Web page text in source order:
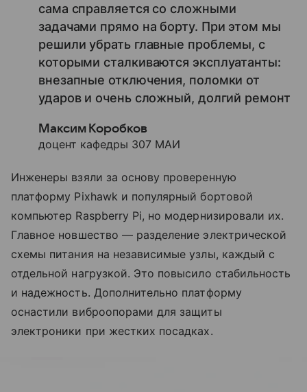
сама справляется со сложными
задачами прямо на борту. При этом мы
решили убрать главные проблемы, с
которыми сталкиваются эксплуатанты:
внезапные отключения, поломки от
ударов и очень сложный, долгий ремонт
Максим Коробков
доцент кафедры 307 МАИ
Инженеры взяли за основу проверенную
платформу Pixhawk и популярный бортовой
компьютер Raspberry Pi, но модернизировали их.
Главное новшество — разделение электрической
схемы питания на независимые узлы, каждый с
отдельной нагрузкой. Это повысило стабильность
и надежность. Дополнительно платформу
оснастили виброопорами для защиты
электроники при жестких посадках.